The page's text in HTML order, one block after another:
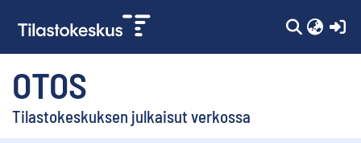
OTOS
Tilastokeskuksen julkaisut verkossa